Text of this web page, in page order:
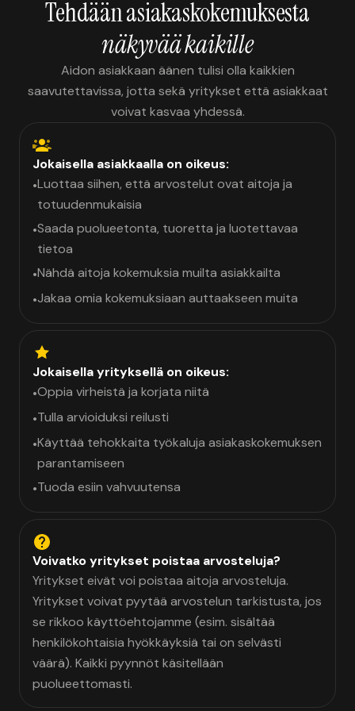
Tehdään asiakaskokemuksesta
näkyvää kaikille
Aidon asiakkaan äänen tulisi olla kaikkien
saavutettavissa, jotta sekä yritykset että asiakkaat
voivat kasvaa yhdessä.
Jokaisella asiakkaalla on oikeus:
•Luottaa siihen, että arvostelut ovat aitoja ja
totuudenmukaisia
•Saada puolueetonta, tuoretta ja luotettavaa
tietoa
•Nähdä aitoja kokemuksia muilta asiakkailta
•Jakaa omia kokemuksiaan auttaakseen muita
Jokaisella yrityksellä on oikeus:
•Oppia virheistä ja korjata niitä
•Tulla arvioiduksi reilusti
•Käyttää tehokkaita työkaluja asiakaskokemuksen
parantamiseen
•Tuoda esiin vahvuutensa
Voivatko yritykset poistaa arvosteluja?
Yritykset eivät voi poistaa aitoja arvosteluja.
Yritykset voivat pyytää arvostelun tarkistusta, jos
se rikkoo käyttöehtojamme (esim. sisältää
henkilökohtaisia hyökkäyksiä tai on selvästi
väärä). Kaikki pyynnöt käsitellään
puolueettomasti.